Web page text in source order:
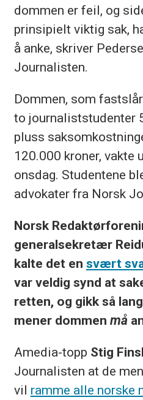
dommen er feil, og
prinsipielt viktig sak,
å anke, skriver
Journalisten.
Dommen, som
to journaliststudenter
pluss
120.000 kroner, vakte
onsdag. Studentene
advokater fra Norsk
Norsk
generalsekretær
kalte det en svært
var veldig synd at
retten, og gikk så
mener dommen må
Amedia-topp Stig
Journalisten at de
vil ramme alle norske